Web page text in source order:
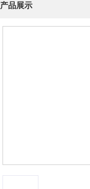
产品展示